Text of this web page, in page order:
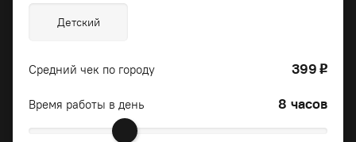
Детский
Средний чек по городу 399 o
Время работы в день 8 часов